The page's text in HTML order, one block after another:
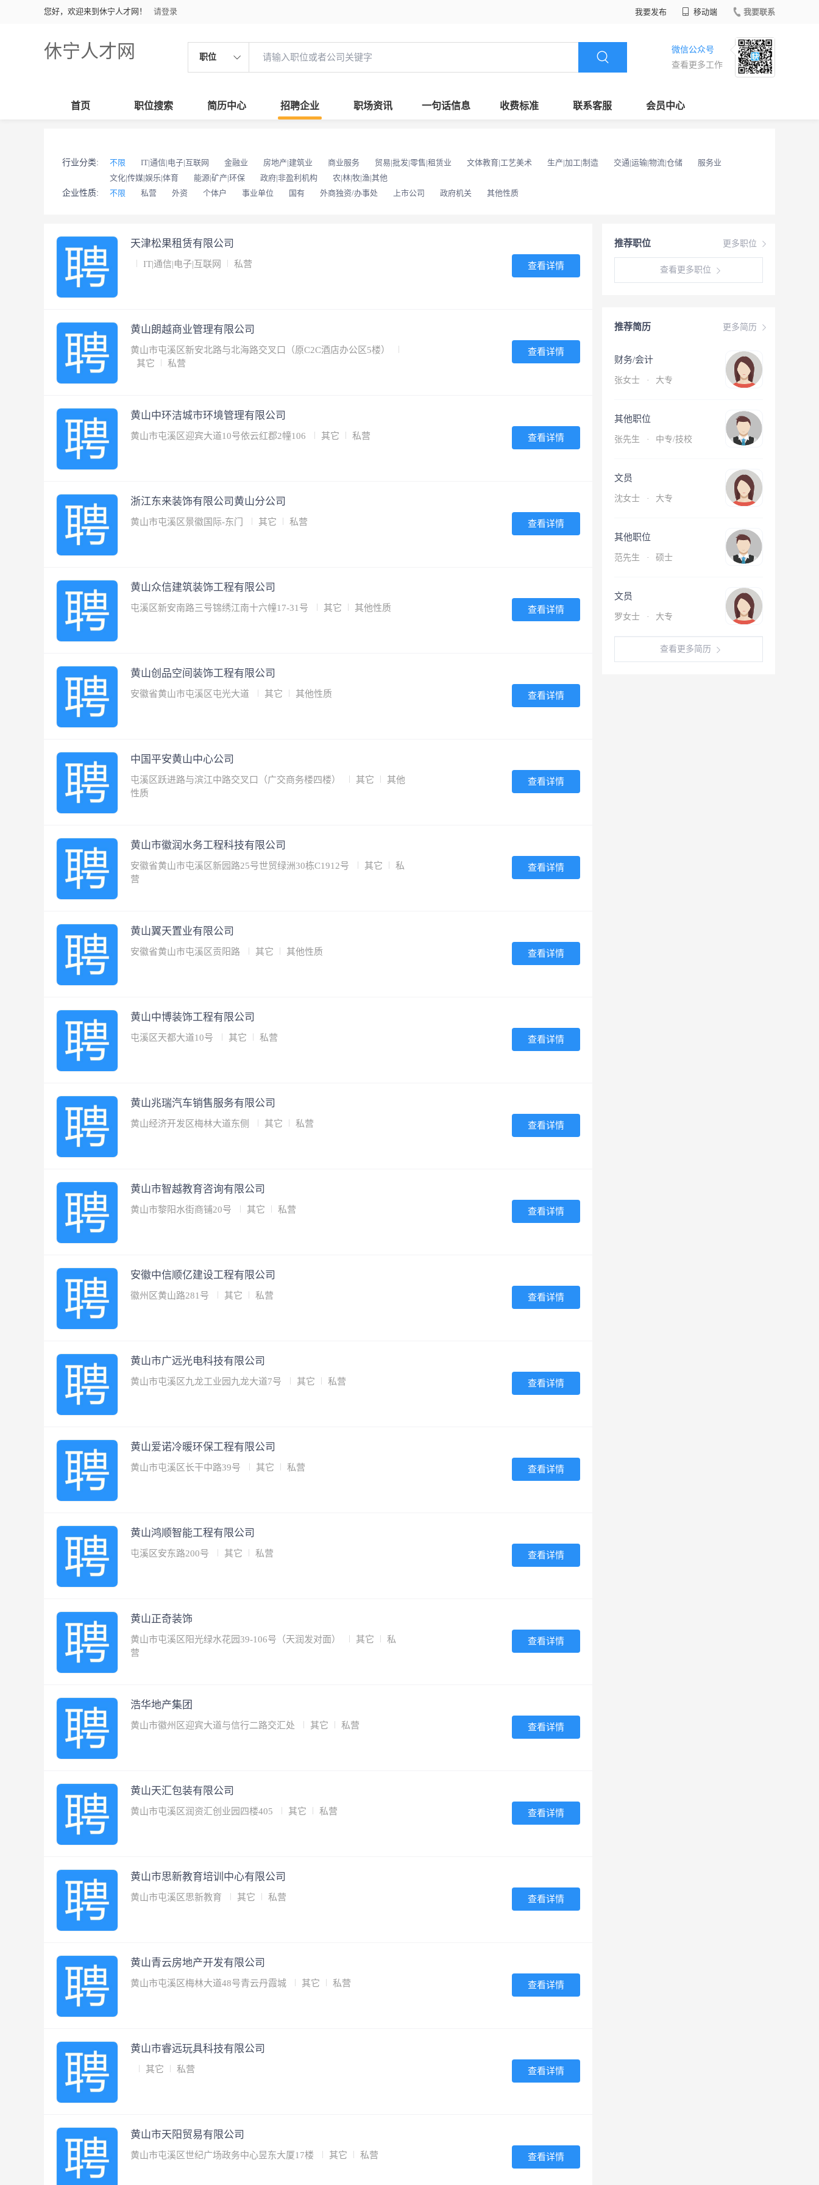
您好，欢迎来到休宁人才网！ 请登录 我要发布 移动端 我要联系
休宁人才网 职位
微信公众号
查看更多工作
首页 职位搜索 简历中心 招聘企业 职场资讯 一句话信息 收费标准 联系客服 会员中心
行业分类: 不限 IT|通信|电子|互联网 金融业 房地产|建筑业 商业服务 贸易|批发|零售|租赁业 文体教育|工艺美术 生产|加工|制造 交通|运输|物流|仓储
服务业
文化|传媒|娱乐|体育
能源|矿产|环保 政府|非盈利机构
农|林|牧|渔|其他
企业性质:
不限 私营 外资 个体户 事业单位 国有 外商独资/办事处 上市公司 政府机关 其他性质
更多职位
推荐职位
查看更多职位
更多简历
推荐简历
财务/会计
张女士 · 大专
其他职位
张先生 · 中专/技校
文员
沈女士 · 大专
其他职位
范先生 · 硕士
文员
罗女士 · 大专
查看更多简历
天津松果租赁有限公司
IT|通信|电子|互联网 私营 查看详情
黄山朗越商业管理有限公司
黄山市屯溪区新安北路与北海路交叉口（原C2C酒店办公区5楼）
其它
私营
查看详情
黄山中环洁城市环境管理有限公司
黄山市屯溪区迎宾大道10号依云红郡2幢106 其它 私营 查看详情
浙江东来装饰有限公司黄山分公司
黄山市屯溪区景徽国际-东门 其它 私营 查看详情
黄山众信建筑装饰工程有限公司
屯溪区新安南路三号锦绣江南十六幢17-31号 其它 其他性质 查看详情
黄山创品空间装饰工程有限公司
安徽省黄山市屯溪区屯光大道 其它 其他性质 查看详情
中国平安黄山中心公司
屯溪区跃进路与滨江中路交叉口（广交商务楼四楼） 其它
其他
性质
查看详情
黄山市徽润水务工程科技有限公司
安徽省黄山市屯溪区新园路25号世贸绿洲30栋C1912号 其它
私
营
查看详情
黄山翼天置业有限公司
安徽省黄山市屯溪区贡阳路 其它 其他性质 查看详情
黄山中博装饰工程有限公司
屯溪区天都大道10号 其它 私营 查看详情
黄山兆瑞汽车销售服务有限公司
黄山经济开发区梅林大道东侧 其它 私营 查看详情
黄山市智越教育咨询有限公司
黄山市黎阳水街商铺20号 其它 私营 查看详情
安徽中信顺亿建设工程有限公司
徽州区黄山路281号 其它 私营 查看详情
黄山市广远光电科技有限公司
黄山市屯溪区九龙工业园九龙大道7号 其它 私营 查看详情
黄山爱诺冷暖环保工程有限公司
黄山市屯溪区长干中路39号 其它 私营 查看详情
黄山鸿顺智能工程有限公司
屯溪区安东路200号 其它 私营 查看详情
黄山正奇装饰
黄山市屯溪区阳光绿水花园39-106号（天润发对面） 其它
私
营
查看详情
浩华地产集团
黄山市徽州区迎宾大道与信行二路交汇处 其它 私营 查看详情
黄山天汇包装有限公司
黄山市屯溪区润资汇创业园四楼405 其它 私营 查看详情
黄山市思新教育培训中心有限公司
黄山市屯溪区思新教育 其它 私营 查看详情
黄山青云房地产开发有限公司
黄山市屯溪区梅林大道48号青云丹霞城 其它 私营 查看详情
黄山市睿远玩具科技有限公司
其它 私营 查看详情
黄山市天阳贸易有限公司
黄山市屯溪区世纪广场政务中心昱东大厦17楼 其它 私营 查看详情